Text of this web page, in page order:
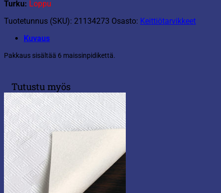
Turku: Loppu
Tuotetunnus (SKU): 21134273 Osasto: Keittiötarvikkeet
Kuvaus
Pakkaus sisältää 6 maissinpidikettä.
Tutustu myös